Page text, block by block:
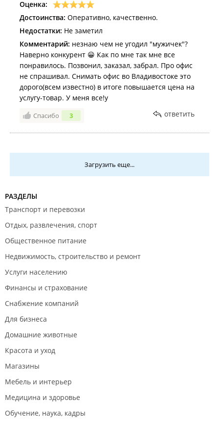
Оценка:
Достоинства: Оперативно, качественно.
Недостатки: Не заметил
Комментарий: незнаю чем не угодил "мужичек"?
Наверно конкурент 😀 Как по мне так мне все
понравилось. Позвонил, заказал, забрал. Про офис
не спрашивал. Снимать офис во Владивостоке это
дорого(всем известно) в итоге повышается цена на
услугу-товар. У меня все!у
Спасибо 3 ответить
Загрузить еще...
РАЗДЕЛЫ
Транспорт и перевозки
Отдых, развлечения, спорт
Общественное питание
Недвижимость, строительство и ремонт
Услуги населению
Финансы и страхование
Снабжение компаний
Для бизнеса
Домашние животные
Красота и уход
Магазины
Мебель и интерьер
Медицина и здоровье
Обучение, наука, кадры